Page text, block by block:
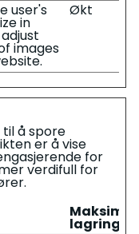
user's
in
images
Økt
å spore
er å vise
for
verdifull for
Maksimal